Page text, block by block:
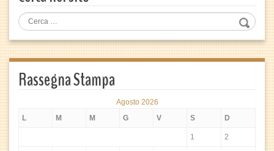
Rassegna Stampa
Agosto 2026
L
M M G V S D
1 2